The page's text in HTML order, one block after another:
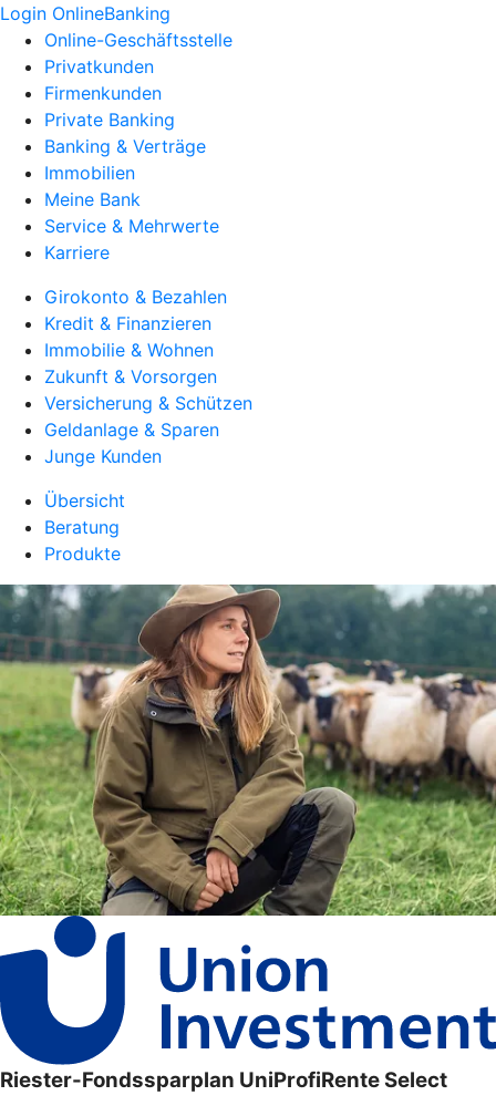
Login OnlineBanking
Online-Geschäftsstelle
Privatkunden
Firmenkunden
Private Banking
Banking & Verträge
Immobilien
Meine Bank
Service & Mehrwerte
Karriere
Girokonto & Bezahlen
Kredit & Finanzieren
Immobilie & Wohnen
Zukunft & Vorsorgen
Versicherung & Schützen
Geldanlage & Sparen
Junge Kunden
Übersicht
Beratung
Produkte
Riester-Fondssparplan UniProfiRente Select